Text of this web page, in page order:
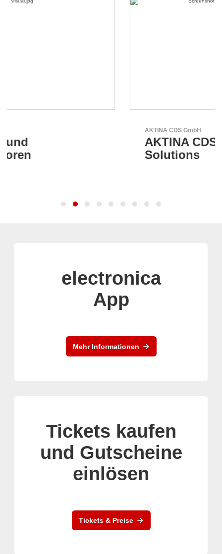
AKTINA CDS - Supply Chain
electronica
App
Mehr Informationen
Tickets kaufen
und Gutscheine
einlösen
Tickets & Preise